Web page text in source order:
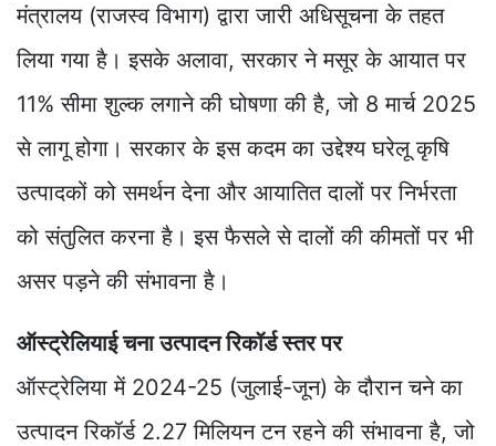
मंत्रालय (राजस्व विभाग) द्वारा जारी अधिसूचना के तहत
लिया गया है। इसके अलावा, सरकार ने मसूर के आयात पर
11% सीमा शुल्क लगाने की घोषणा की है, जो 8 मार्च 2025
से लागू होगा। सरकार के इस कदम का उद्देश्य घरेलू कृषि
उत्पादकों को समर्थन देना और आयातित दालों पर निर्भरता
को संतुलित करना है। इस फैसले से दालों की कीमतों पर भी
असर पड़ने की संभावना है।
ऑस्ट्रेलियाई चना उत्पादन रिकॉर्ड स्तर पर
ऑस्ट्रेलिया में 2024-25 (जुलाई-जून) के दौरान चने का
उत्पादन रिकॉर्ड 2.27 मिलियन टन रहने की संभावना है, जो